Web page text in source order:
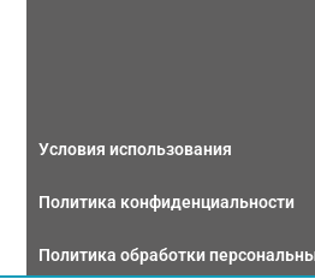
Условия использования
Политика конфиденциальности
Политика обработки